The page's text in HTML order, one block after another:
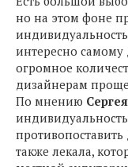
но на этом фоне
интересно самому
огромное
дизайнерам
По мнению
также лекала,